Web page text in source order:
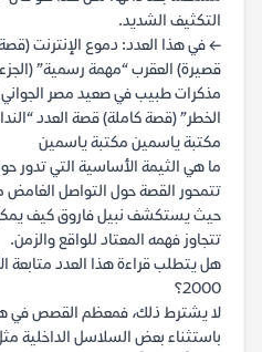
التكثيف الشديد.
← في هذا العدد: دموع الإنترنت
قصيرة) العقرب “مهمة رسمية”
مكتبة ياسمين مكتبة ياسمين
ما هي الثيمة الأساسية التي تدور
تتمحور القصة حول التواصل الغامض
حيث يستكشف نبيل فاروق كيف
تتجاوز فهمه المعتاد للواقع والزمن.
هل يتطلب قراءة هذا العدد متابعة
2000؟
لا يشترط ذلك، فمعظم القصص في
باستثناء بعض السلاسل الداخلية